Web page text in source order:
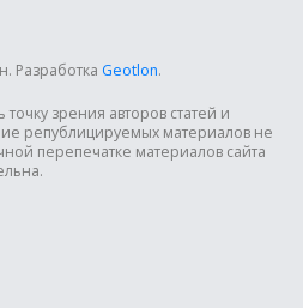
Разработка Geotlon.
зрения авторов статей и
републицируемых материалов не
перепечатке материалов сайта